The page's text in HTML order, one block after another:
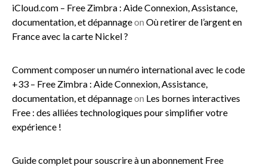
iCloud.com – Free Zimbra : Aide Connexion, Assistance,
documentation, et dépannageon Où retirer de l’argent en
France avec la carte Nickel ?
Comment composer un numéro international avec le code
+33 – Free Zimbra : Aide Connexion, Assistance,
documentation, et dépannageon Les bornes interactives
Free : des alliées technologiques pour simplifier votre
expérience !
Guide complet pour souscrire à un abonnement Free